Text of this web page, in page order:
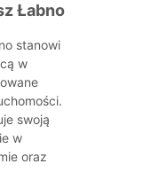
Łabno
stanowi
w
swoją
w
oraz